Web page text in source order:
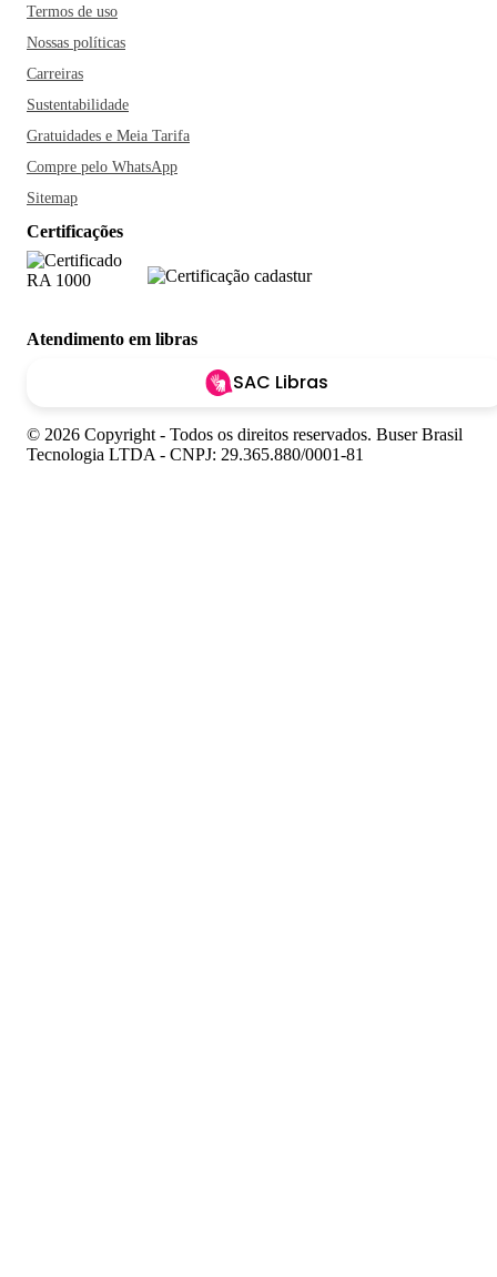
Termos de uso
Nossas políticas
Carreiras
Sustentabilidade
Gratuidades e Meia Tarifa
Compre pelo WhatsApp
Sitemap
Certificações
Atendimento em libras
SAC Libras
© 2026 Copyright - Todos os direitos reservados. Buser Brasil
Tecnologia LTDA - CNPJ: 29.365.880/0001-81